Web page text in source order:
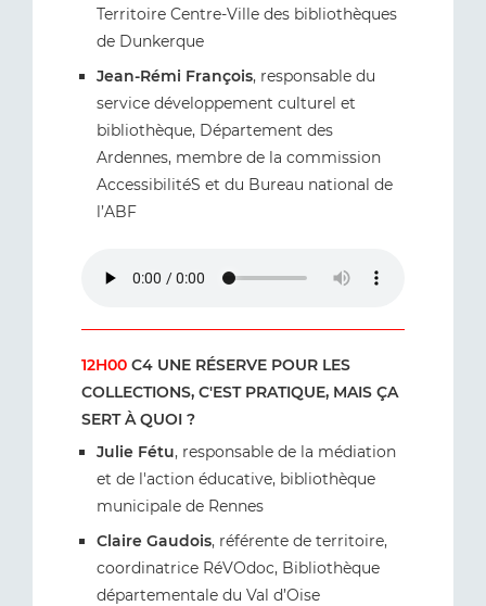
Territoire Centre-Ville des bibliothèques
de Dunkerque
Jean-Rémi François, responsable du
service développement culturel et
bibliothèque, Département des
Ardennes, membre de la commission
AccessibilitéS et du Bureau national de
l’ABF
12H00 C4 UNE RÉSERVE POUR LES
COLLECTIONS, C'EST PRATIQUE, MAIS ÇA
SERT À QUOI ?
Julie Fétu, responsable de la médiation
et de l'action éducative, bibliothèque
municipale de Rennes
Claire Gaudois, référente de territoire,
coordinatrice RéVOdoc, Bibliothèque
départementale du Val d’Oise